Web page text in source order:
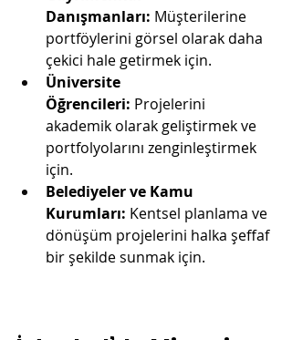
Danışmanları: Müşterilerine
portföylerini görsel olarak daha
çekici hale getirmek için.
Üniversite
Öğrencileri: Projelerini
akademik olarak geliştirmek ve
portfolyolarını zenginleştirmek
için.
Belediyeler ve Kamu
Kurumları: Kentsel planlama ve
dönüşüm projelerini halka şeffaf
bir şekilde sunmak için.